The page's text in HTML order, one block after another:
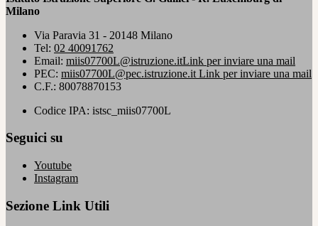
Milano
Via Paravia 31 - 20148 Milano
Tel: 02 40091762
Email: miis07700L@istruzione.itLink per inviare una mail
PEC: miis07700L@pec.istruzione.it Link per inviare una mail
C.F.: 80078870153
Codice IPA: istsc_miis07700L
Seguici su
Youtube
Instagram
Sezione Link Utili